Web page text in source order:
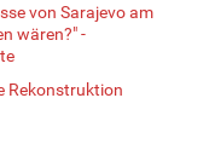
von Sarajevo am
wären?" -
Rekonstruktion